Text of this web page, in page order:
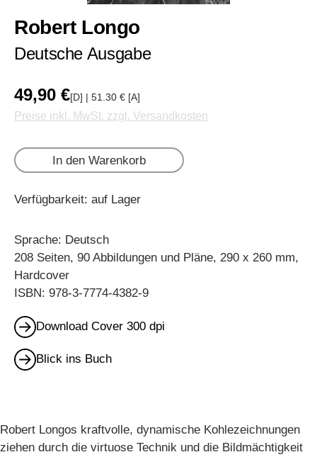
Robert Longo
Deutsche Ausgabe
49,90 €[D] | 51.30 € [A]
Preise inkl. MwSt. zzgl. Versandkosten
In den Warenkorb
Verfügbarkeit: auf Lager
Sprache: Deutsch
208 Seiten, 90 Abbildungen und Pläne, 290 x 260 mm,
Hardcover
ISBN: 978-3-7774-4382-9
Download Cover 300 dpi
Blick ins Buch
Robert Longos kraftvolle, dynamische Kohlezeichnungen
ziehen durch die virtuose Technik und die Bildmächtigkeit